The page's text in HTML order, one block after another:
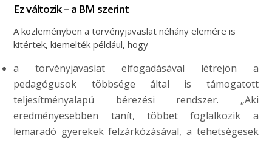
Ez változik – a BM szerint
A közleményben a törvényjavaslat néhány elemére is
kitértek, kiemelték például, hogy
a törvényjavaslat elfogadásával létrejön a
pedagógusok többsége által is támogatott
teljesítményalapú bérezési rendszer. „Aki
eredményesebben tanít, többet foglalkozik a
lemaradó gyerekek felzárkózásával, a tehetségesek